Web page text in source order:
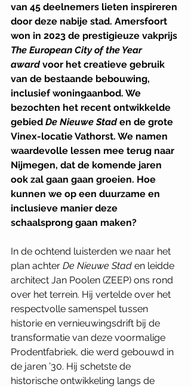
van 45 deelnemers lieten inspireren
door deze nabije stad. Amersfoort
won in 2023 de prestigieuze vakprijs
The European City of the Year
award voor het creatieve gebruik
van de bestaande bebouwing,
inclusief woningaanbod. We
bezochten het recent ontwikkelde
gebied De Nieuwe Stad en de grote
Vinex-locatie Vathorst. We namen
waardevolle lessen mee terug naar
Nijmegen, dat de komende jaren
ook zal gaan gaan groeien. Hoe
kunnen we op een duurzame en
inclusieve manier deze
schaalsprong gaan maken?
In de ochtend luisterden we naar het
plan achter De Nieuwe Stad en leidde
architect Jan Poolen (ZEEP) ons rond
over het terrein. Hij vertelde over het
respectvolle samenspel tussen
historie en vernieuwingsdrift bij de
transformatie van deze voormalige
Prodentfabriek, die werd gebouwd in
de jaren ’30. Hij schetste de
historische ontwikkeling langs de